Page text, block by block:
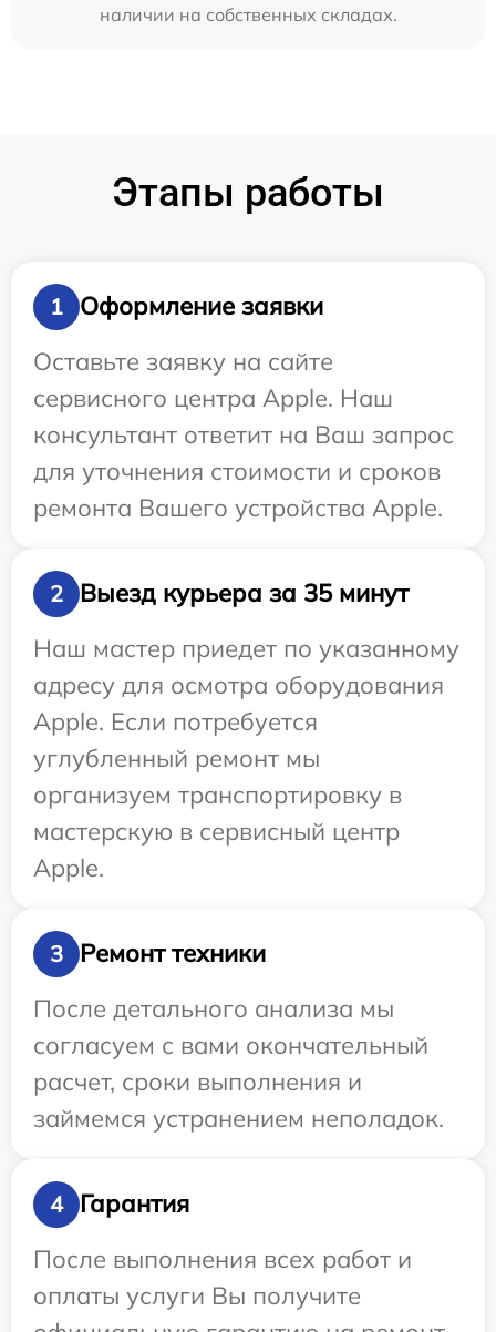
наличии на собственных складах.
Этапы работы
1
Оформление заявки
Оставьте заявку на сайте
сервисного центра Apple. Наш
консультант ответит на Ваш запрос
для уточнения стоимости и сроков
ремонта Вашего устройства Apple.
2
Выезд курьера за 35 минут
Наш мастер приедет по указанному
адресу для осмотра оборудования
Apple. Если потребуется
углубленный ремонт мы
организуем транспортировку в
мастерскую в сервисный центр
Apple.
3
Ремонт техники
После детального анализа мы
согласуем с вами окончательный
расчет, сроки выполнения и
займемся устранением неполадок.
4
Гарантия
После выполнения всех работ и
оплаты услуги Вы получите